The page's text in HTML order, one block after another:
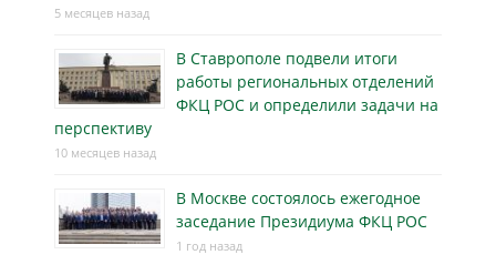
5 месяцев назад
В Ставрополе подвели итоги
работы региональных отделений
ФКЦ РОС и определили задачи на
перспективу
10 месяцев назад
В Москве состоялось ежегодное
заседание Президиума ФКЦ РОС
1 год назад